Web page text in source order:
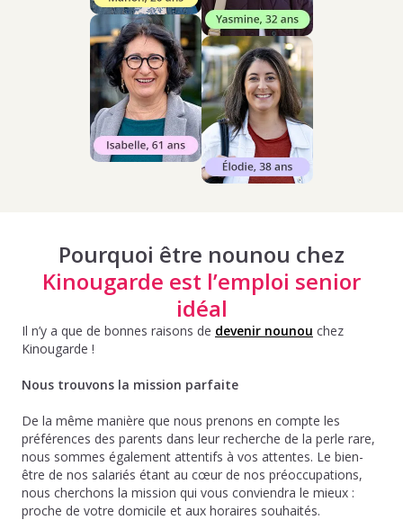
Pourquoi être nounou chez
Kinougarde est l’emploi senior
idéal
Il n’y a que de bonnes raisons de devenir nounou chez
Kinougarde !
Nous trouvons la mission parfaite
De la même manière que nous prenons en compte les
préférences des parents dans leur recherche de la perle rare,
nous sommes également attentifs à vos attentes. Le bien-
être de nos salariés étant au cœur de nos préoccupations,
nous cherchons la mission qui vous conviendra le mieux :
proche de votre domicile et aux horaires souhaités.